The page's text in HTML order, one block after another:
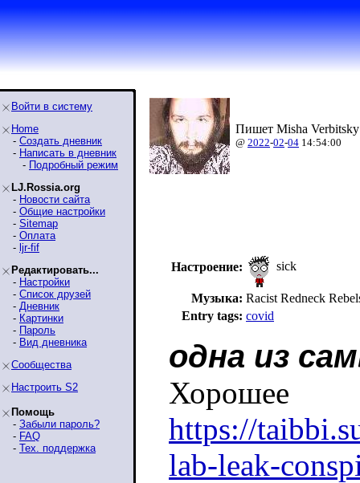
Войти в систему
Home
- Создать дневник
- Написать в дневник
- Подробный режим
LJ.Rossia.org
- Новости сайта
- Общие настройки
- Sitemap
- Оплата
- ljr-fif
Редактировать...
- Настройки
- Список друзей
- Дневник
- Картинки
- Пароль
- Вид дневника
Сообщества
Настроить S2
Помощь
- Забыли пароль?
- FAQ
- Тех. поддержка
Пишет Misha
@ 2022-02-04 14:54:00
Настроение: sick
Музыка: Racist Redneck
Entry tags: covid
одна из
Хорошее
https://
lab-leak-